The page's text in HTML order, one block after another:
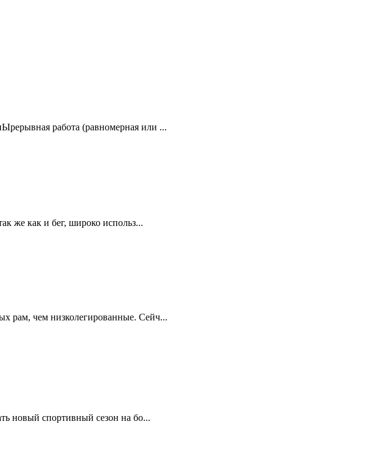
работа (равномерная или ...
же как и бег, широко использ...
рам, чем низколегированные. Сейч...
новый спортивный сезон на бо...